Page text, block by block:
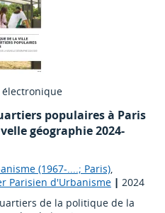
électronique
populaires à Paris
géographie 2024-
(1967-....; Paris),
Parisien d'Urbanisme | 2024
de la politique de la